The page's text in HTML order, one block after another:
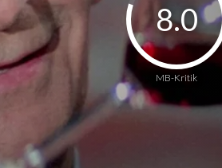
MB-Kritik
8.0